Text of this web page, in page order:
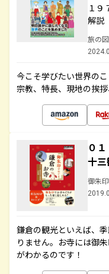
１９
解説
旅の
今こそ学びたい世界の
宗教、特長、現地の挨
０
十
御朱印
鎌倉の観光といえば、
りません。お寺には御
がわかるのです！